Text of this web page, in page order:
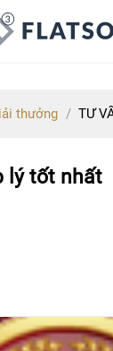
thưởng / TƯ
lý tốt nhất